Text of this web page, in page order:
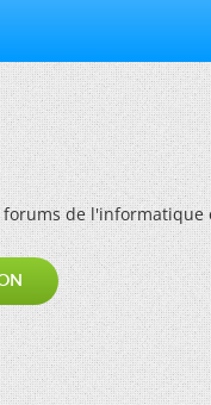
forums de l'informatique